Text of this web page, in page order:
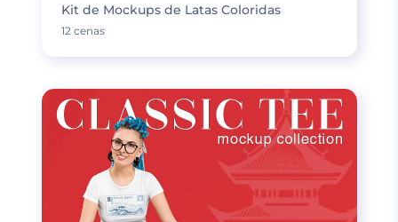
Kit de Mockups de Latas Coloridas
12 cenas